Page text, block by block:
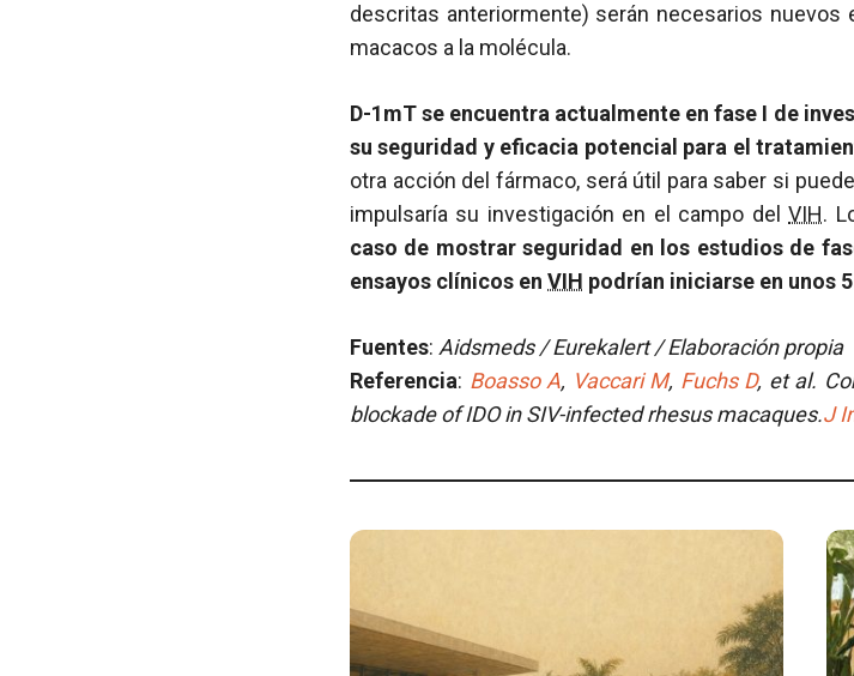
descritas anteriormente) serán necesarios
macacos a la molécula.
D-1mT se encuentra actualmente en fase I de
su seguridad y eficacia potencial para el
otra acción del fármaco, será útil para saber si
impulsaría su investigación en el campo delVIH.
caso de mostrar seguridad en los estudios de
ensayos clínicos en VIH podrían iniciarse en unos
Fuentes: Aidsmeds / Eurekalert / Elaboración propia
Referencia: Boasso A, Vaccari M, Fuchs D, et al.
blockade of IDO in SIV-infected rhesus macaques.J